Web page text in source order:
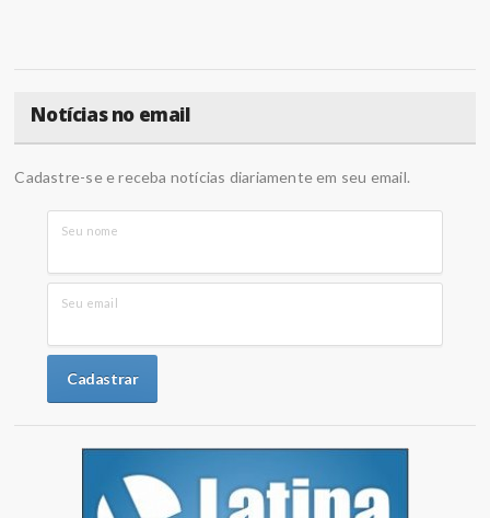
Notícias no email
Cadastre-se e receba notícias diariamente em seu email.
Seu nome
Seu email